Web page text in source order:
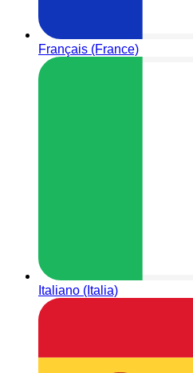
Français (France)
Italiano (Italia)